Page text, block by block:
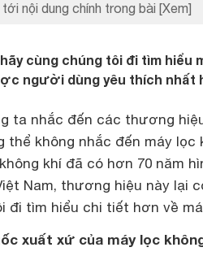
tới nội dung chính trong bài [Xem]
cùng chúng tôi đi tìm hiểu
người dùng yêu thích nhất
ta nhắc đến các thương
thể không nhắc đến máy
khí đã có hơn 70 năm
Nam, thương hiệu này lại
đi tìm hiểu chi tiết hơn về
xuất xứ của máy lọc